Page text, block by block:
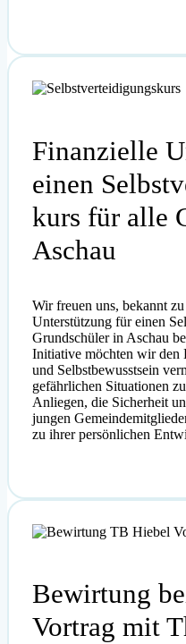
Finanzielle
einen
kurs für alle
Aschau
Wir freuen uns, bekannt
Unterstützung für einen
Grundschüler in Aschau
Initiative möchten wir den
und Selbstbewusstsein
gefährlichen Situationen
Anliegen, die Sicherheit
jungen
zu ihrer persönlichen
Bewirtung
Vortrag mit